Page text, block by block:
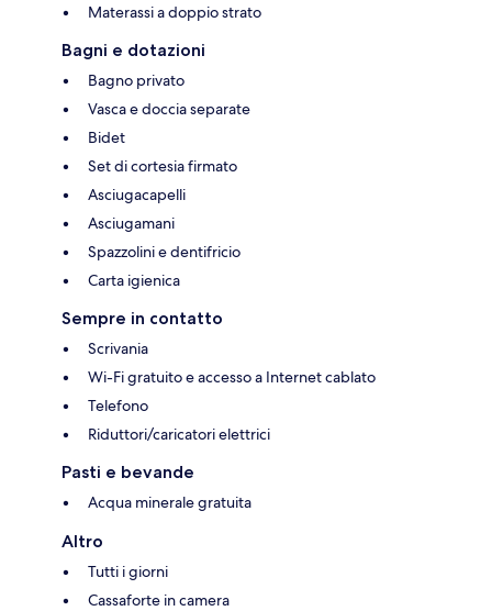
Materassi a doppio strato
Bagni e dotazioni
Bagno privato
Vasca e doccia separate
Bidet
Set di cortesia firmato
Asciugacapelli
Asciugamani
Spazzolini e dentifricio
Carta igienica
Sempre in contatto
Scrivania
Wi-Fi gratuito e accesso a Internet cablato
Telefono
Riduttori/caricatori elettrici
Pasti e bevande
Acqua minerale gratuita
Altro
Tutti i giorni
Cassaforte in camera